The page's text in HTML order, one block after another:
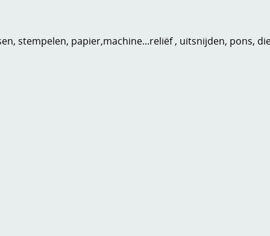
stempelen, papier,machine...reliëf , uitsnijden, pons,